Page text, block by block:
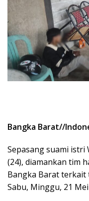
Bangka Barat//
Sepasang suami istri
(24), diamankan tim
Bangka Barat
Sabu, Minggu, 21